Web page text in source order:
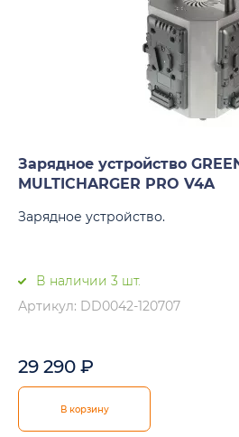
Зарядное устройство
MULTICHARGER PRO V4A
Зарядное устройство.
В наличии 3 шт.
Артикул: DD0042-120707
29 290 ₽
В корзину